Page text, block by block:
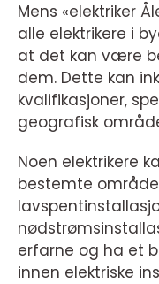
Mens «elektriker
alle elektrikere i
at det kan være
dem. Dette kan
kvalifikasjoner,
geografisk
Noen elektrikere
bestemte
erfarne og ha et
innen elektriske